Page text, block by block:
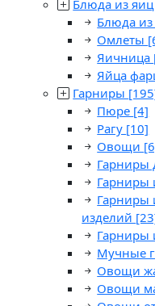
Блюда из яиц
Блюда
Омлеты
Яичница
Яйца
Гарниры
Пюре [4]
Рагу [10]
Овощи
Гарниры
Гарниры
Гарниры
изделий
Гарниры
Мучные
Овощи
Овощи